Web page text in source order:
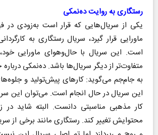
رستگاری به روایت ده‌نمکی
یکی از سریال‌هایی که قرار است به‌زودی
ماورایی قرار گیرد، سریال رستگاری به
است. این سریال با حال‌وهوای ماورایی
متفاوت‌تر از دیگر سریال‌ها باشد. ده‌نمکی
به جام‌جم می‌گوید: کارهای پیش‌تولید و
این سریال در حال انجام است. می‌توان این
کار مذهبی مناسبتی دانست. البته شاید
محتوایش تغییر کند. رستگاری مانند برخی از